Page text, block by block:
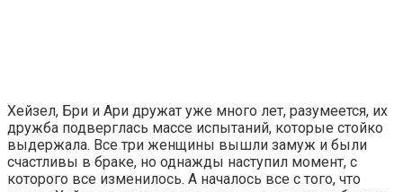
Хейзел, Бри и Ари дружат уже много лет, разумеется, их
дружба подверглась массе испытаний, которые стойко
выдержала. Все три женщины вышли замуж и были
счастливы в браке, но однажды наступил момент, с
которого все изменилось. А началось все с того, что